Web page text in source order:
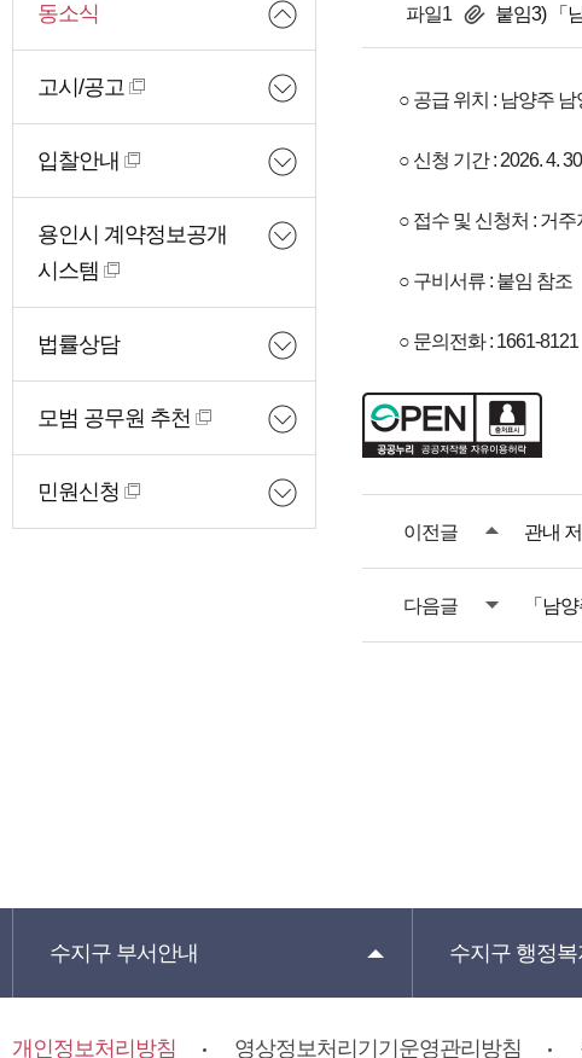
동소식
고시/공고
입찰안내
용인시 계약정보공개
시스템
법률상담
모범 공무원 추천
민원신청
파일1 붙임3) 「
○ 공급 위치 : 남양주
○ 신청 기간 : 2026. 4.
○ 접수 및 신청처 : 거
○ 구비서류 : 붙임 참조
○ 문의전화 : 1661-8121
이전글 관내
다음글 「남
수지구 부서안내 수지구 행정복
개인정보처리방침 영상정보처리기기운영관리방침